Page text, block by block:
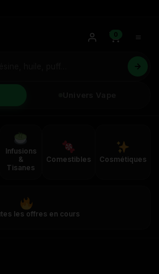
0
Infusions
&
Tisanes
Comestibles Cosmétiques
les offres en cours